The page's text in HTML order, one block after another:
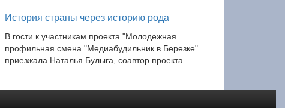
История страны через историю рода
В гости к участникам проекта "Молодежная
профильная смена "Медиабудильник в Березке"
приезжала Наталья Булыга, соавтор проекта ...